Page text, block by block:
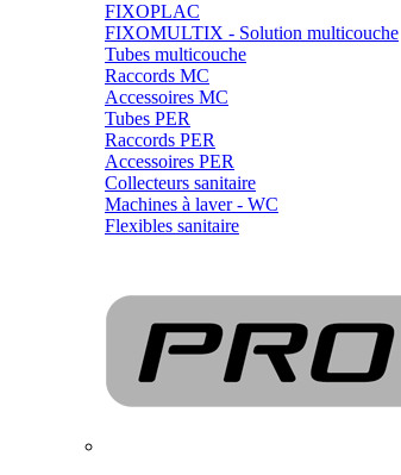
FIXOPLAC
FIXOMULTIX - Solution multicouche
Tubes multicouche
Raccords MC
Accessoires MC
Tubes PER
Raccords PER
Accessoires PER
Collecteurs sanitaire
Machines à laver - WC
Flexibles sanitaire